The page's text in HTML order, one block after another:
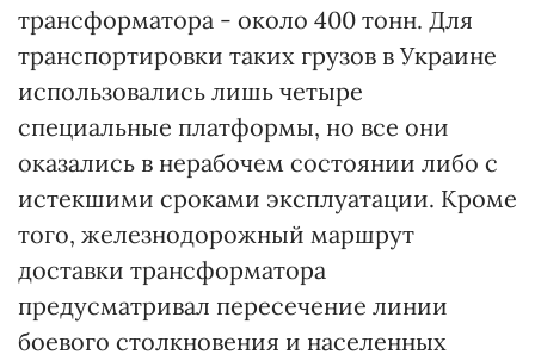
трансформатора - около 400 тонн. Для
транспортировки таких грузов в Украине
использовались лишь четыре
специальные платформы, но все они
оказались в нерабочем состоянии либо с
истекшими сроками эксплуатации. Кроме
того, железнодорожный маршрут
доставки трансформатора
предусматривал пересечение линии
боевого столкновения и населенных